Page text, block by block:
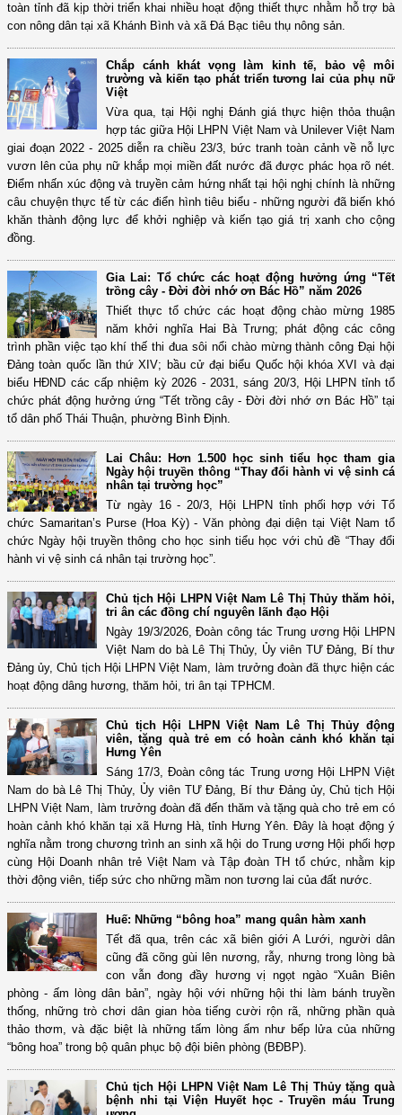
toàn tỉnh đã kịp thời triển khai nhiều hoạt động thiết thực nhằm hỗ trợ bà
con nông dân tại xã Khánh Bình và xã Đá Bạc tiêu thụ nông sản.
Chắp cánh khát vọng làm kinh tế, bảo vệ môi
trường và kiến tạo phát triển tương lai của phụ nữ
Việt
Vừa qua, tại Hội nghị Đánh giá thực hiện thỏa thuận
hợp tác giữa Hội LHPN Việt Nam và Unilever Việt Nam
giai đoạn 2022 - 2025 diễn ra chiều 23/3, bức tranh toàn cảnh về nỗ lực
vươn lên của phụ nữ khắp mọi miền đất nước đã được phác họa rõ nét.
Điểm nhấn xúc động và truyền cảm hứng nhất tại hội nghị chính là những
câu chuyện thực tế từ các điển hình tiêu biểu - những người đã biến khó
khăn thành động lực để khởi nghiệp và kiến tạo giá trị xanh cho cộng
đồng.
Gia Lai: Tổ chức các hoạt động hưởng ứng “Tết
trồng cây - Đời đời nhớ ơn Bác Hồ” năm 2026
Thiết thực tổ chức các hoạt động chào mừng 1985
năm khởi nghĩa Hai Bà Trưng; phát động các công
trình phần việc tạo khí thế thi đua sôi nổi chào mừng thành công Đại hội
Đảng toàn quốc lần thứ XIV; bầu cử đại biểu Quốc hội khóa XVI và đại
biểu HĐND các cấp nhiệm kỳ 2026 - 2031, sáng 20/3, Hội LHPN tỉnh tổ
chức phát động hưởng ứng “Tết trồng cây - Đời đời nhớ ơn Bác Hồ” tại
tổ dân phố Thái Thuận, phường Bình Định.
Lai Châu: Hơn 1.500 học sinh tiểu học tham gia
Ngày hội truyền thông “Thay đổi hành vi vệ sinh cá
nhân tại trường học”
Từ ngày 16 - 20/3, Hội LHPN tỉnh phối hợp với Tổ
chức Samaritan’s Purse (Hoa Kỳ) - Văn phòng đại diện tại Việt Nam tổ
chức Ngày hội truyền thông cho học sinh tiểu học với chủ đề “Thay đổi
hành vi vệ sinh cá nhân tại trường học”.
Chủ tịch Hội LHPN Việt Nam Lê Thị Thủy thăm hỏi,
tri ân các đồng chí nguyên lãnh đạo Hội
Ngày 19/3/2026, Đoàn công tác Trung ương Hội LHPN
Việt Nam do bà Lê Thị Thủy, Ủy viên TƯ Đảng, Bí thư
Đảng ủy, Chủ tịch Hội LHPN Việt Nam, làm trưởng đoàn đã thực hiện các
hoạt động dâng hương, thăm hỏi, tri ân tại TPHCM.
Chủ tịch Hội LHPN Việt Nam Lê Thị Thủy động
viên, tặng quà trẻ em có hoàn cảnh khó khăn tại
Hưng Yên
Sáng 17/3, Đoàn công tác Trung ương Hội LHPN Việt
Nam do bà Lê Thị Thủy, Ủy viên TƯ Đảng, Bí thư Đảng ủy, Chủ tịch Hội
LHPN Việt Nam, làm trưởng đoàn đã đến thăm và tặng quà cho trẻ em có
hoàn cảnh khó khăn tại xã Hưng Hà, tỉnh Hưng Yên. Đây là hoạt động ý
nghĩa nằm trong chương trình an sinh xã hội do Trung ương Hội phối hợp
cùng Hội Doanh nhân trẻ Việt Nam và Tập đoàn TH tổ chức, nhằm kịp
thời động viên, tiếp sức cho những mầm non tương lai của đất nước.
Huế: Những “bông hoa” mang quân hàm xanh
Tết đã qua, trên các xã biên giới A Lưới, người dân
cũng đã cõng gùi lên nương, rẫy, nhưng trong lòng bà
con vẫn đong đầy hương vị ngọt ngào “Xuân Biên
phòng - ấm lòng dân bản”, ngày hội với những hội thi làm bánh truyền
thống, những trò chơi dân gian hòa tiếng cười rộn rã, những phần quà
thảo thơm, và đặc biệt là những tấm lòng ấm như bếp lửa của những
“bông hoa” trong bộ quân phục bộ đội biên phòng (BĐBP).
Chủ tịch Hội LHPN Việt Nam Lê Thị Thủy tặng quà
bệnh nhi tại Viện Huyết học - Truyền máu Trung